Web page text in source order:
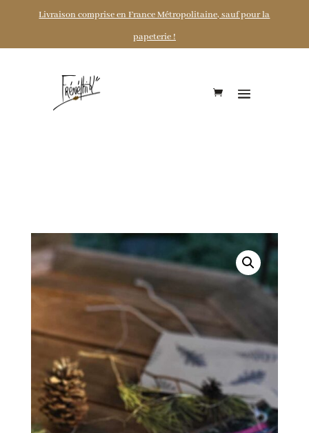
Livraison comprise en France Métropolitaine, sauf pour la
papeterie !